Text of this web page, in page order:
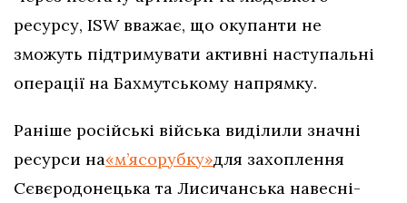
ресурсу, ISW вважає, що окупанти не
зможуть підтримувати активні наступальні
операції на Бахмутському напрямку.
Раніше російські війська виділили значні
ресурси на«м’ясорубку»для захоплення
Сєвєродонецька та Лисичанська навесні-